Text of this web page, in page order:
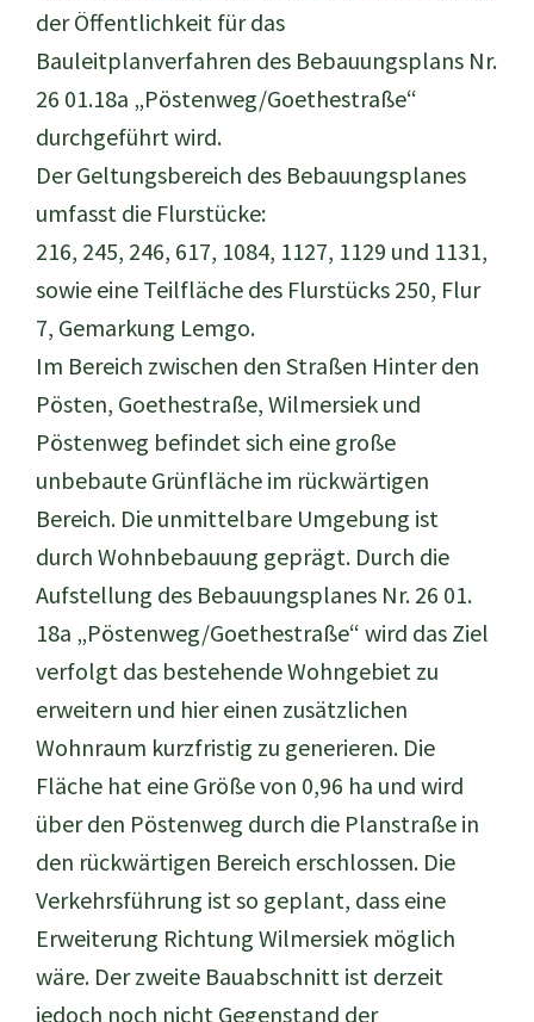
der Öffentlichkeit für das
Bauleitplanverfahren des Bebauungsplans Nr.
26 01.18a „Pöstenweg/Goethestraße“
durchgeführt wird.
Der Geltungsbereich des Bebauungsplanes
umfasst die Flurstücke:
216, 245, 246, 617, 1084, 1127, 1129 und 1131,
sowie eine Teilfläche des Flurstücks 250, Flur
7, Gemarkung Lemgo.
Im Bereich zwischen den Straßen Hinter den
Pösten, Goethestraße, Wilmersiek und
Pöstenweg befindet sich eine große
unbebaute Grünfläche im rückwärtigen
Bereich. Die unmittelbare Umgebung ist
durch Wohnbebauung geprägt. Durch die
Aufstellung des Bebauungsplanes Nr. 26 01.
18a „Pöstenweg/Goethestraße“ wird das Ziel
verfolgt das bestehende Wohngebiet zu
erweitern und hier einen zusätzlichen
Wohnraum kurzfristig zu generieren. Die
Fläche hat eine Größe von 0,96 ha und wird
über den Pöstenweg durch die Planstraße in
den rückwärtigen Bereich erschlossen. Die
Verkehrsführung ist so geplant, dass eine
Erweiterung Richtung Wilmersiek möglich
wäre. Der zweite Bauabschnitt ist derzeit
jedoch noch nicht Gegenstand der